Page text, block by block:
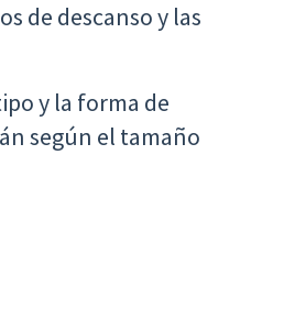
de descanso y las
y la forma de
según el tamaño